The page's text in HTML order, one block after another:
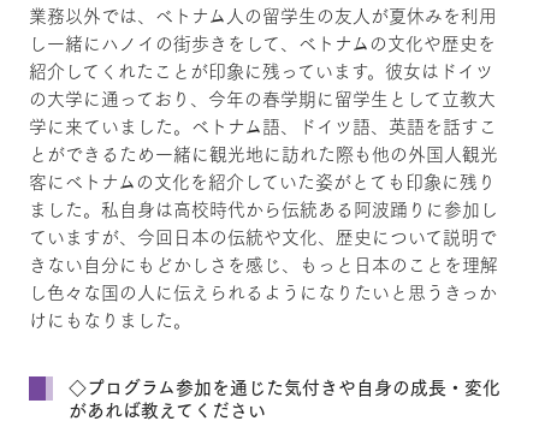
業務以外では、ベトナム人の留学生の友人が夏休みを利用
し一緒にハノイの街歩きをして、ベトナムの文化や歴史を
紹介してくれたことが印象に残っています。彼女はドイツ
の大学に通っており、今年の春学期に留学生として立教大
学に来ていました。ベトナム語、ドイツ語、英語を話すこ
とができるため一緒に観光地に訪れた際も他の外国人観光
客にベトナムの文化を紹介していた姿がとても印象に残り
ました。私自身は高校時代から伝統ある阿波踊りに参加し
ていますが、今回日本の伝統や文化、歴史について説明で
きない自分にもどかしさを感じ、もっと日本のことを理解
し色々な国の人に伝えられるようになりたいと思うきっか
けにもなりました。
◇プログラム参加を通じた気付きや自身の成長・変化
があれば教えてください